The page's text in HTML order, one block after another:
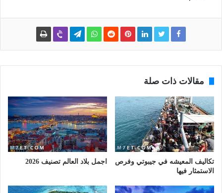
مقالات ذات صلة
تكاليف المعيشه في جيبوتي وفرص
الاستمثار فيها
اجمل بلاد العالم تصنيف 2026